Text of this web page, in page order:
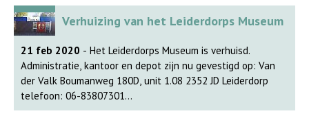
vrijheid” en de prachtige vaste tentoonstelling “Weet waar
je woont”. De tentoonstelling over de bevrijding van
Leiderdorp zal tot het eind van het jaar in het museum te
bezoeken zijn. Belangstellenden die tijdens de Corona Lock
down deze interessante tentoonstelling niet hebben
kunnen bezoeken, kunnen hiervan nu nog 4 maanden
genieten. “Weet waar je woont” geeft een prachtig
overzicht van de rijke tweeduizend jaar geschiedenis van
Verhuizing van het Leiderdorps Museum
21 feb 2020 - Het Leiderdorps Museum is verhuisd.
Administratie, kantoor en depot zijn nu gevestigd op: Van
der Valk Boumanweg 180D, unit 1.08 2352 JD Leiderdorp
telefoon: 06-83807301
Mailadres: info@leiderdorpsmuseum.nl Het adres van de